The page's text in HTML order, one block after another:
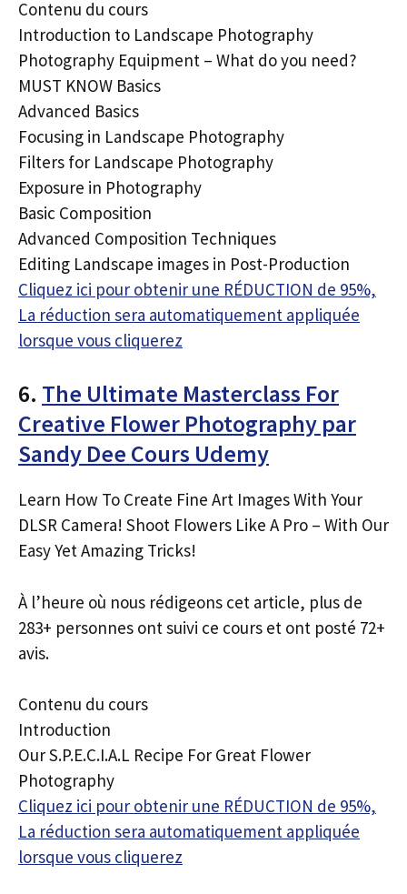
Contenu du cours
Introduction to Landscape Photography
Photography Equipment – What do you need?
MUST KNOW Basics
Advanced Basics
Focusing in Landscape Photography
Filters for Landscape Photography
Exposure in Photography
Basic Composition
Advanced Composition Techniques
Editing Landscape images in Post-Production
Cliquez ici pour obtenir une RÉDUCTION de 95%,
La réduction sera automatiquement appliquée
lorsque vous cliquerez
6. The Ultimate Masterclass For
Creative Flower Photography par
Sandy Dee Cours Udemy
Learn How To Create Fine Art Images With Your
DLSR Camera! Shoot Flowers Like A Pro – With Our
Easy Yet Amazing Tricks!
À l’heure où nous rédigeons cet article, plus de
283+ personnes ont suivi ce cours et ont posté 72+
avis.
Contenu du cours
Introduction
Our S.P.E.C.I.A.L Recipe For Great Flower
Photography
Cliquez ici pour obtenir une RÉDUCTION de 95%,
La réduction sera automatiquement appliquée
lorsque vous cliquerez